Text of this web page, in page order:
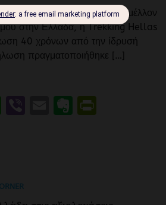
το βλέμμα στραμμένο στο μέλλον
στην Ελλάδα, η Trekking Hellas
40 χρόνων από την ίδρυσή
πραγματοποιήθηκε […]
WhatsApp
ViberEmailEvernote